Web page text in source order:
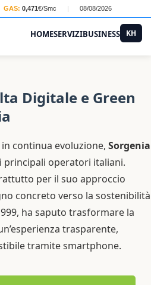
GAS: 0,471€/Smc | 08/08/2026
HOMESERVIZIBUSINESS KH
Digitale e Green
continua evoluzione, Sorgenia
principali operatori italiani.
per il suo approccio
concreto verso la sostenibilità
ha saputo trasformare la
trasparente,
tramite smartphone.